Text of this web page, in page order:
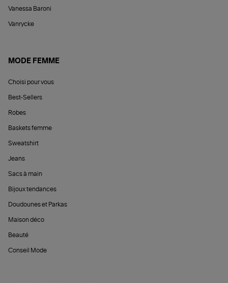
Vanessa Baroni
Vanrycke
MODE FEMME
Choisi pour vous
Best-Sellers
Robes
Baskets femme
Sweatshirt
Jeans
Sacs à main
Bijoux tendances
Doudounes et Parkas
Maison déco
Beauté
Conseil Mode